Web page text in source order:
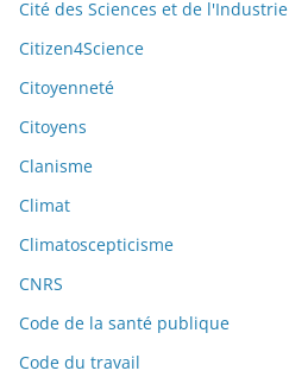
Cité des Sciences et de l'Industrie
Citizen4Science
Citoyenneté
Citoyens
Clanisme
Climat
Climatoscepticisme
CNRS
Code de la santé publique
Code du travail